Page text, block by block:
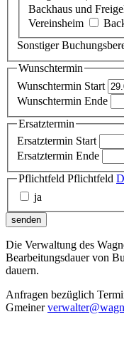
Backhaus und
Vereinsheim
Sonstiger
Wunschtermin
Wunschtermin Start
Wunschtermin Ende
Ersatztermin
Ersatztermin Start
Ersatztermin Ende
Pflichtfeld Pflichtfeld
ja
senden
Die Verwaltung des
Bearbeitungsdauer von
dauern.
Anfragen bezüglich
Gmeiner